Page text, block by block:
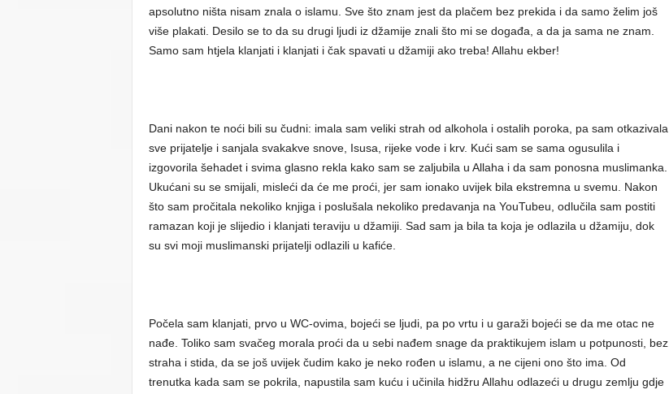
apsolutno ništa nisam znala o islamu. Sve što znam jest da plačem bez prekida i da samo želim još
više plakati. Desilo se to da su drugi ljudi iz džamije znali što mi se događa, a da ja sama ne znam.
Samo sam htjela klanjati i klanjati i čak spavati u džamiji ako treba! Allahu ekber!
Dani nakon te noći bili su čudni: imala sam veliki strah od alkohola i ostalih poroka, pa sam otkazivala
sve prijatelje i sanjala svakakve snove, Isusa, rijeke vode i krv. Kući sam se sama ogusulila i
izgovorila šehadet i svima glasno rekla kako sam se zaljubila u Allaha i da sam ponosna muslimanka.
Ukućani su se smijali, misleći da će me proći, jer sam ionako uvijek bila ekstremna u svemu. Nakon
što sam pročitala nekoliko knjiga i poslušala nekoliko predavanja na YouTubeu, odlučila sam postiti
ramazan koji je slijedio i klanjati teraviju u džamiji. Sad sam ja bila ta koja je odlazila u džamiju, dok
su svi moji muslimanski prijatelji odlazili u kafiće.
Počela sam klanjati, prvo u WC-ovima, bojeći se ljudi, pa po vrtu i u garaži bojeći se da me otac ne
nađe. Toliko sam svačeg morala proći da u sebi nađem snage da praktikujem islam u potpunosti, bez
straha i stida, da se još uvijek čudim kako je neko rođen u islamu, a ne cijeni ono što ima. Od
trenutka kada sam se pokrila, napustila sam kuću i učinila hidžru Allahu odlazeći u drugu zemlju gdje